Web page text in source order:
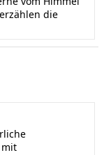
die
mit